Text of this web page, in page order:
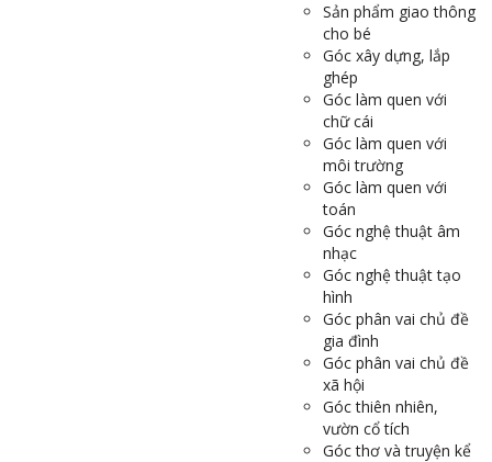
Sản phẩm giao thông
cho bé
Góc xây dựng, lắp
ghép
Góc làm quen với
chữ cái
Góc làm quen với
môi trường
Góc làm quen với
toán
Góc nghệ thuật âm
nhạc
Góc nghệ thuật tạo
hình
Góc phân vai chủ đề
gia đình
Góc phân vai chủ đề
xã hội
Góc thiên nhiên,
vườn cổ tích
Góc thơ và truyện kể